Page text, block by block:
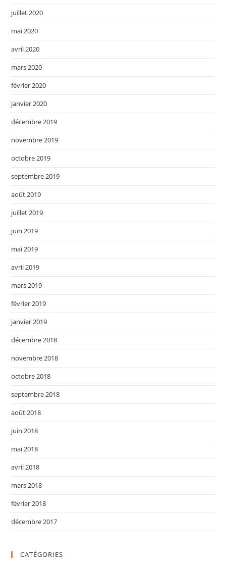
juillet 2020
mai 2020
avril 2020
mars 2020
février 2020
janvier 2020
décembre 2019
novembre 2019
octobre 2019
septembre 2019
août 2019
juillet 2019
juin 2019
mai 2019
avril 2019
mars 2019
février 2019
janvier 2019
décembre 2018
novembre 2018
octobre 2018
septembre 2018
août 2018
juin 2018
mai 2018
avril 2018
mars 2018
février 2018
décembre 2017
CATÉGORIES